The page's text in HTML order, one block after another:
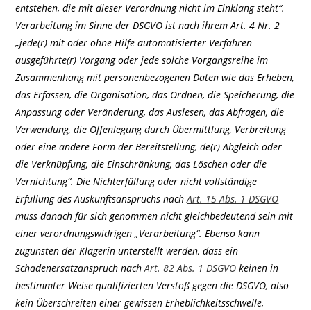
entstehen, die mit dieser Verordnung nicht im Einklang steht“.
Verarbeitung im Sinne der DSGVO ist nach ihrem Art. 4 Nr. 2
„jede(r) mit oder ohne Hilfe automatisierter Verfahren
ausgeführte(r) Vorgang oder jede solche Vorgangsreihe im
Zusammenhang mit personenbezogenen Daten wie das Erheben,
das Erfassen, die Organisation, das Ordnen, die Speicherung, die
Anpassung oder Veränderung, das Auslesen, das Abfragen, die
Verwendung, die Offenlegung durch Übermittlung, Verbreitung
oder eine andere Form der Bereitstellung, de(r) Abgleich oder
die Verknüpfung, die Einschränkung, das Löschen oder die
Vernichtung“. Die Nichterfüllung oder nicht vollständige
Erfüllung des Auskunftsanspruchs nachArt. 15 Abs. 1 DSGVO
muss danach für sich genommen nicht gleichbedeutend sein mit
einer verordnungswidrigen „Verarbeitung“. Ebenso kann
zugunsten der Klägerin unterstellt werden, dass ein
Schadenersatzanspruch nachArt. 82 Abs. 1 DSGVO keinen in
bestimmter Weise qualifizierten Verstoß gegen die DSGVO, also
kein Überschreiten einer gewissen Erheblichkeitsschwelle,